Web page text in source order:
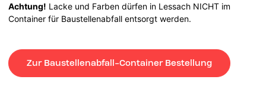
Achtung! Lacke und Farben dürfen in Lessach NICHT im
Container für Baustellenabfall entsorgt werden.
Zur Baustellenabfall-Container Bestellung